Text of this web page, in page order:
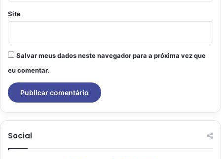
Site
Salvar meus dados neste navegador para a próxima vez que
eu comentar.
Social